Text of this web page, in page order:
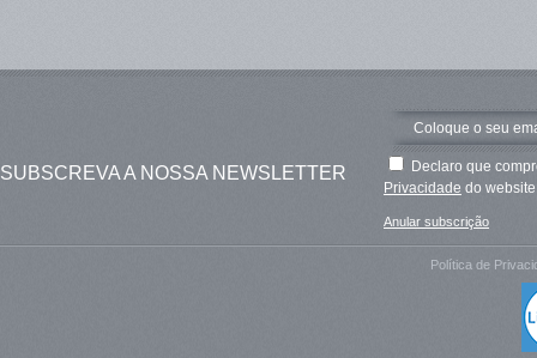
SUBSCREVA A NOSSA NEWSLETTER
Declaro que
Privacidade do
Anular subscrição
Política de